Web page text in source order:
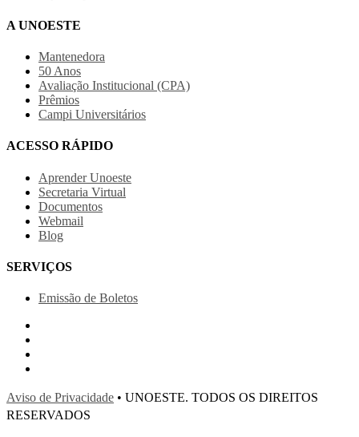
A UNOESTE
Mantenedora
50 Anos
Avaliação Institucional (CPA)
Prêmios
Campi Universitários
ACESSO RÁPIDO
Aprender Unoeste
Secretaria Virtual
Documentos
Webmail
Blog
SERVIÇOS
Emissão de Boletos
Aviso de Privacidade • UNOESTE. TODOS OS DIREITOS
RESERVADOS